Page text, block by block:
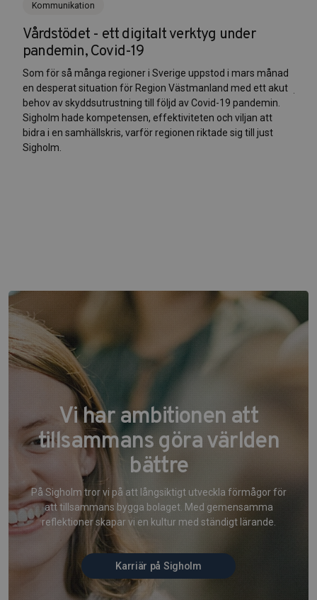
verktyg under
uppstod i mars månad
Västmanland med ett akut
följd av Covid-19 pandemin.
effektiviteten och viljan att
regionen riktade sig till just
Sigholm har tilldelats titeln
För tionde året i rad genomför Cinode
jämställdhetsstudie. Sigholm har
konsultbolag" med 48% kvinnor i
Vi har ambitionen att
tillsammans göra världen
bättre
På Sigholm tror vi på att långsiktigt utveckla förmågor för
att tillsammans bygga bolaget. Med gemensamma
reflektioner skapar vi en kultur med ständigt lärande.
Karriär på Sigholm